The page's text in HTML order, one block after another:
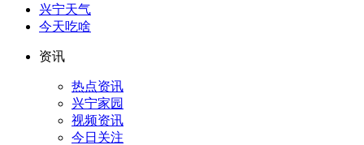
兴宁天气
今天吃啥
资讯
热点资讯
兴宁家园
视频资讯
今日关注